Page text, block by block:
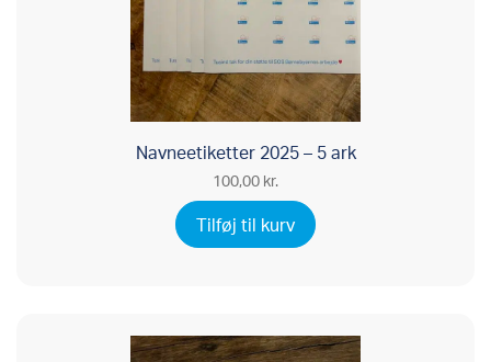
Navneetiketter 2025 – 5 ark
100,00 kr.
Tilføj til kurv